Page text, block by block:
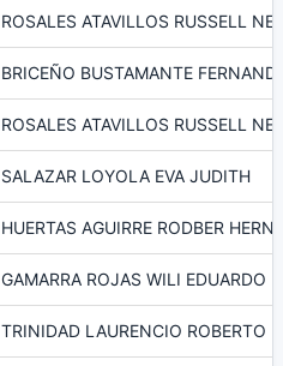
ROSALES ATAVILLOS RUSSELL
BRICEÑO BUSTAMANTE
ROSALES ATAVILLOS RUSSELL
SALAZAR LOYOLA EVA JUDITH
HUERTAS AGUIRRE RODBER
GAMARRA ROJAS WILI EDUARDO
TRINIDAD LAURENCIO ROBERTO